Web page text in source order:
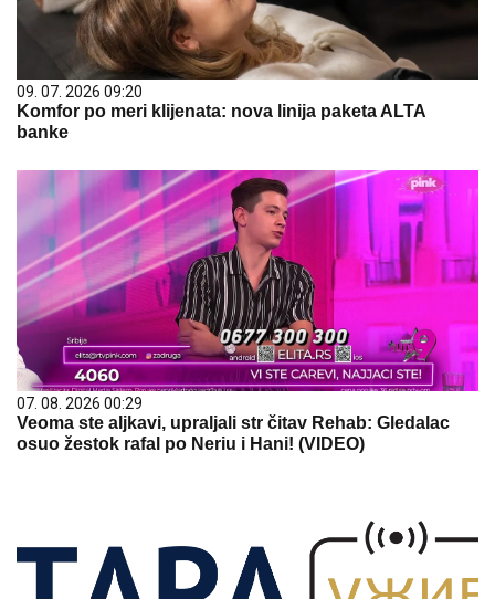
09. 07. 2026 09:20
Komfor po meri klijenata: nova linija paketa ALTA
banke
07. 08. 2026 00:29
Veoma ste aljkavi, upraljali str čitav Rehab: Gledalac
osuo žestok rafal po Neriu i Hani! (VIDEO)